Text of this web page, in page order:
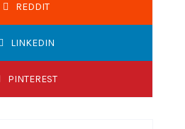
REDDIT
LINKEDIN
PINTEREST